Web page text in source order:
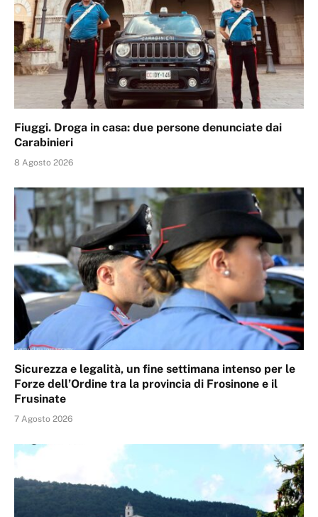
Fiuggi. Droga in casa: due persone denunciate dai
Carabinieri
8 Agosto 2026
Sicurezza e legalità, un fine settimana intenso per le
Forze dell’Ordine tra la provincia di Frosinone e il
Frusinate
7 Agosto 2026